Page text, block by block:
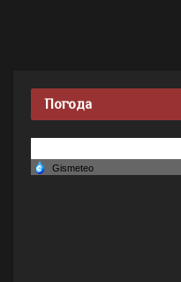
Погода